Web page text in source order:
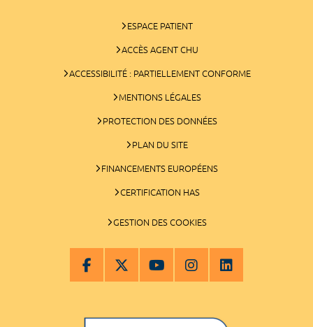
ESPACE PATIENT
ACCÈS AGENT CHU
ACCESSIBILITÉ : PARTIELLEMENT CONFORME
MENTIONS LÉGALES
PROTECTION DES DONNÉES
PLAN DU SITE
FINANCEMENTS EUROPÉENS
CERTIFICATION HAS
GESTION DES COOKIES